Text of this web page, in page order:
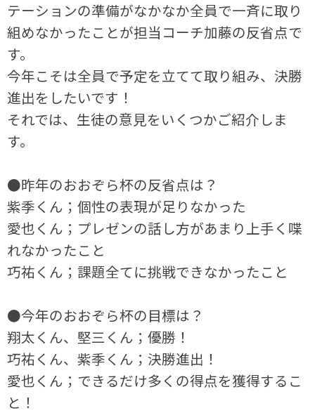
テーションの準備がなかなか全員で一斉に取り
組めなかったことが担当コーチ加藤の反省点で
す。
今年こそは全員で予定を立てて取り組み、決勝
進出をしたいです！
それでは、生徒の意見をいくつかご紹介しま
す。
●昨年のおおぞら杯の反省点は？
紫季くん；個性の表現が足りなかった
愛也くん；プレゼンの話し方があまり上手く喋
れなかったこと
巧祐くん；課題全てに挑戦できなかったこと
●今年のおおぞら杯の目標は？
翔太くん、堅三くん；優勝！
巧祐くん、紫季くん；決勝進出！
愛也くん；できるだけ多くの得点を獲得するこ
と！